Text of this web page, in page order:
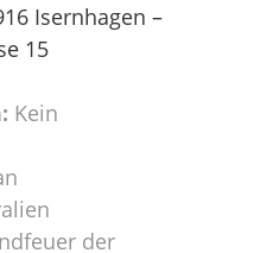
Isernhagen –
15
Kein
der